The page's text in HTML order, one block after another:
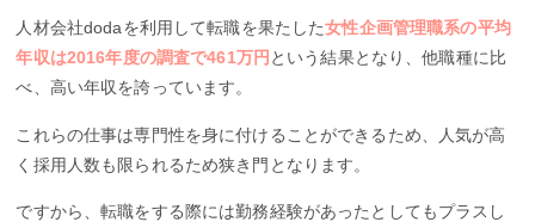
人材会社dodaを利用して転職を果たした女性企画管理職系の平均
年収は2016年度の調査で461万円 という結果となり、他職種に比
べ、高い年収を誇っています。
これらの仕事は専門性を身に付けることができるため、人気が高
く採用人数も限られるため狭き門となります。
ですから、転職をする際には勤務経験があったとしてもプラスし